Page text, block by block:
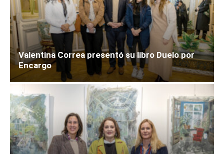
Valentina Correa presentó su libro Duelo por
Encargo